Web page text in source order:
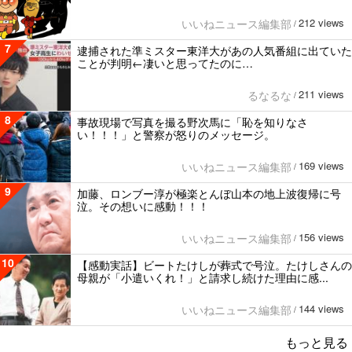
いいねニュース編集部 / 212 views
7
逮捕された準ミスター東洋大があの人気番組に出ていた
ことが判明←凄いと思ってたのに…
るなるな / 211 views
8
事故現場で写真を撮る野次馬に「恥を知りなさ
い！！！」と警察が怒りのメッセージ。
いいねニュース編集部 / 169 views
9
加藤、ロンブー淳が極楽とんぼ山本の地上波復帰に号
泣。その想いに感動！！！
いいねニュース編集部 / 156 views
10
【感動実話】ビートたけしが葬式で号泣。たけしさんの
母親が「小遣いくれ！」と請求し続けた理由に感...
いいねニュース編集部 / 144 views
もっと見る